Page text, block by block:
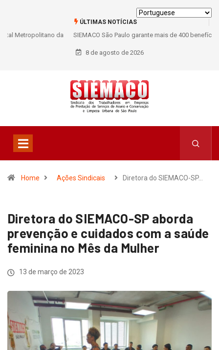
ÚLTIMAS NOTÍCIAS
SIEMACO São Paulo garante mais de 400 benefícios natalidade para
trabalhadores do Asseio em 2026
8 de agosto de 2026
Home Ações Sindicais Diretora do SIEMACO-SP…
Diretora do SIEMACO-SP aborda
prevenção e cuidados com a saúde
feminina no Mês da Mulher
13 de março de 2023